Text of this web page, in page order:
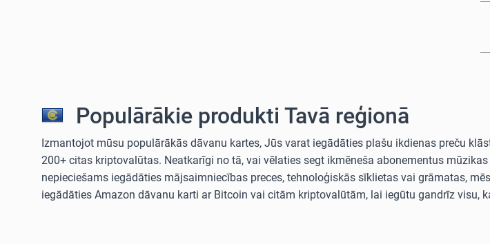
Populārākie produkti Tavā reģionā
Izmantojot mūsu populārākās dāvanu kartes, Jūs varat iegādāties plašu ikdienas preču
200+ citas kriptovalūtas. Neatkarīgi no tā, vai vēlaties segt ikmēneša abonementus
nepieciešams iegādāties mājsaimniecības preces, tehnoloģiskās sīklietas vai grāmatas,
iegādāties Amazon dāvanu karti ar Bitcoin vai citām kriptovalūtām, lai iegūtu gandrīz visu,